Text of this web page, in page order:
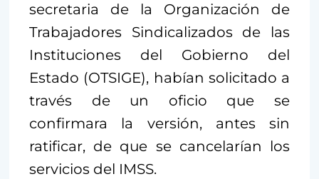
secretaria de la Organización de
Trabajadores Sindicalizados de las
Instituciones del Gobierno del
Estado (OTSIGE), habían solicitado a
través de un oficio que se
confirmara la versión, antes sin
ratificar, de que se cancelarían los
servicios del IMSS.